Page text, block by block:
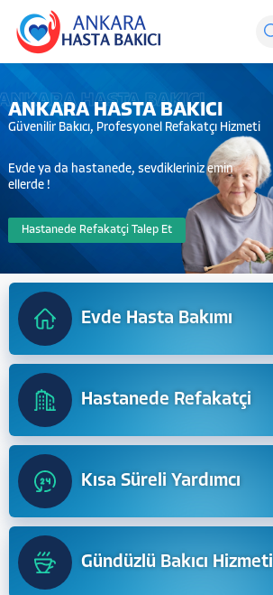
Güvenilir Bakıcı, Profesyonel Refakatçı Hizmeti
ANKARA HASTA BAKICI
ANKARA HASTA BAKICI
Evde ya da hastanede, sevdikleriniz emin
ellerde !
Evde Bakıcı Talep Et
Hastanede Refakatçi Talep Et
Evde Hasta Bakımı
Hastanede Refakatçi
Kısa Süreli Yardımcı
Gündüzlü Bakıcı Hizmeti